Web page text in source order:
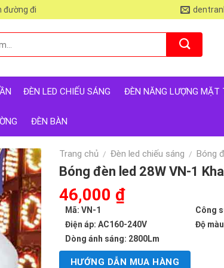
đường đi
ĐÈN LED CHIẾU SÁNG ĐÈN NĂNG LƯỢNG MẶT
ĐÈN BÀN
Trang chủ / Đèn led chiếu sáng / Bóng
Bóng đèn led 28W VN-1
Giá
gốc
là:
102,000 ₫.
46,000 ₫Giá
tại
là:
46,000 ₫.
Mã: VN-1
Công
Điện áp: AC160-240V
Độ
Dòng ánh sáng: 2800Lm
HƯỚNG DẪN MUA HÀNG